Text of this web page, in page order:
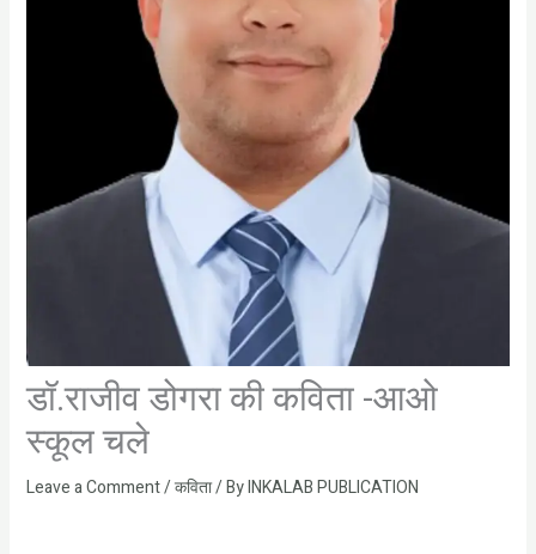
डॉ.राजीव डोगरा की कविता -आओ
स्कूल चले
Leave a Comment/कविता/ ByINKALAB PUBLICATION